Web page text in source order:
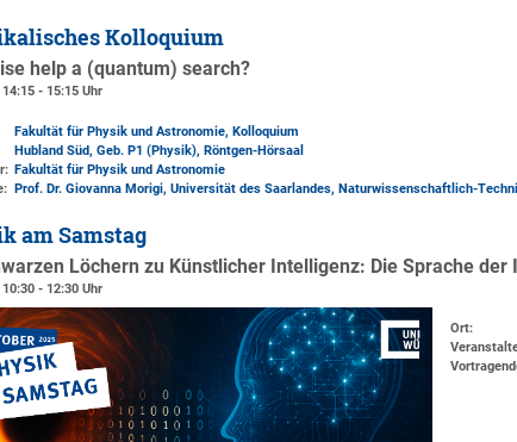
Kolloquium
help a (quantum) search?
- 15:15 Uhr
Fakultät für Physik und Astronomie, Kolloquium
Hubland Süd, Geb. P1 (Physik), Röntgen-Hörsaal
Fakultät für Physik und Astronomie
Prof. Dr. Giovanna Morigi, Universität des Saarlandes, Naturwissenschaftlich-
am Samstag
Löchern zu Künstlicher Intelligenz: Die Sprache der
- 12:30 Uhr
Ort: